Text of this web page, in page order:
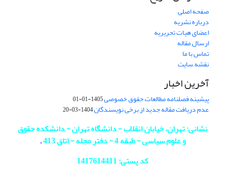
صفحه اصلی
درباره نشریه
اعضای هیات تحریریه
ارسال مقاله
تماس با ما
نقشه سایت
آخرین اخبار
پیشینه فصلنامه مطالعات حقوق خصوصی1405-01-01
عدم دریافت مقاله جدید از برخی نویسندگان1404-03-20
نشانی: تهران، خیابان انقلاب - دانشگاه تهران - دانشکده حقوق
و علوم سیاسی - طبقه 4 - دفتر مجله - اتاق 413
.
کد پستی: 1417614411